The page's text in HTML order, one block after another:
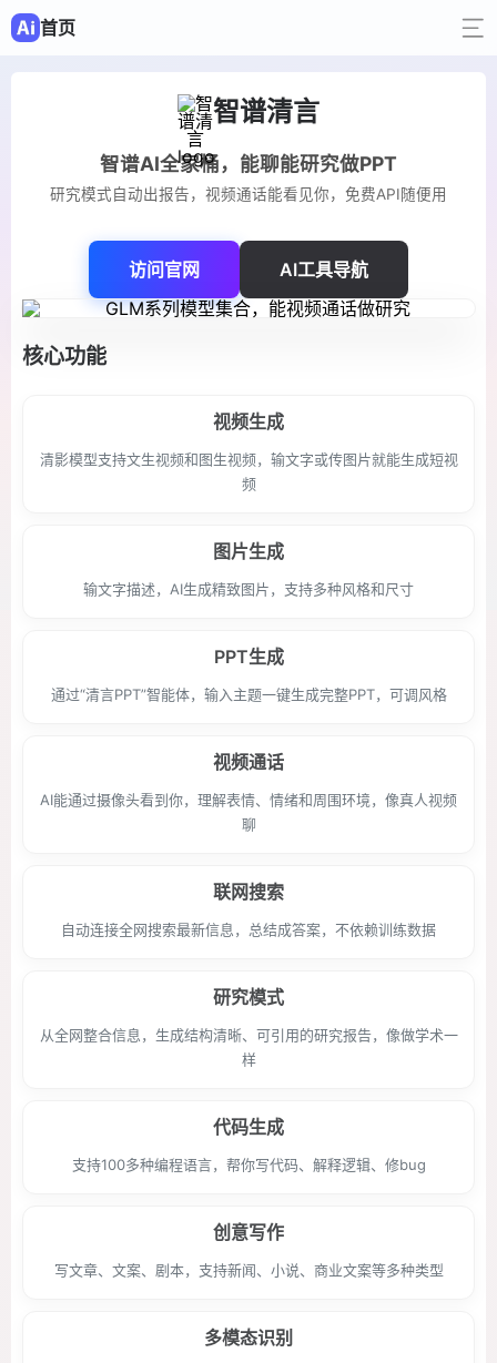
首页
智谱清言
智谱AI全家桶，能聊能研究做PPT
研究模式自动出报告，视频通话能看见你，免费API随便用
访问官网 AI工具导航
核心功能
视频生成
清影模型支持文生视频和图生视频，输文字或传图片就能生成短视
频
图片生成
输文字描述，AI生成精致图片，支持多种风格和尺寸
PPT生成
通过“清言PPT”智能体，输入主题一键生成完整PPT，可调风格
视频通话
AI能通过摄像头看到你，理解表情、情绪和周围环境，像真人视频
聊
联网搜索
自动连接全网搜索最新信息，总结成答案，不依赖训练数据
研究模式
从全网整合信息，生成结构清晰、可引用的研究报告，像做学术一
样
代码生成
支持100多种编程语言，帮你写代码、解释逻辑、修bug
创意写作
写文章、文案、剧本，支持新闻、小说、商业文案等多种类型
多模态识别